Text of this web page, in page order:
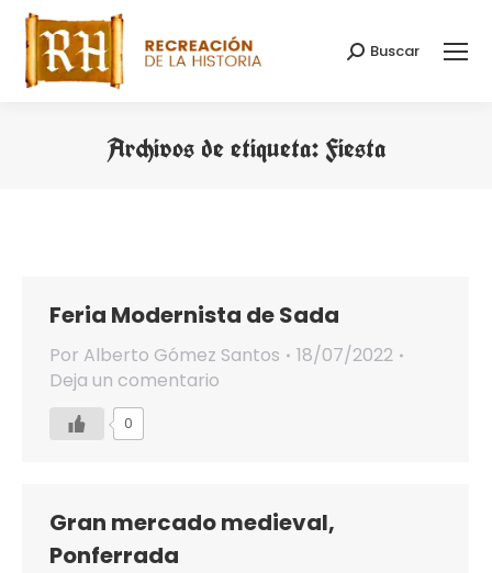
Buscar:
Buscar
Archivos de etiqueta:Fiesta
Feria Modernista de Sada
Por Alberto Gómez Santos
18/07/2022
Deja un comentario
0
Gran mercado medieval,
Ponferrada